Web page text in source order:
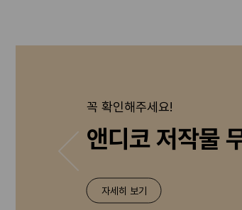
꼭 확인해주세요!
앤디코 저작물
자세히 보기